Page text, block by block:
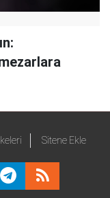
Sitene Ekle